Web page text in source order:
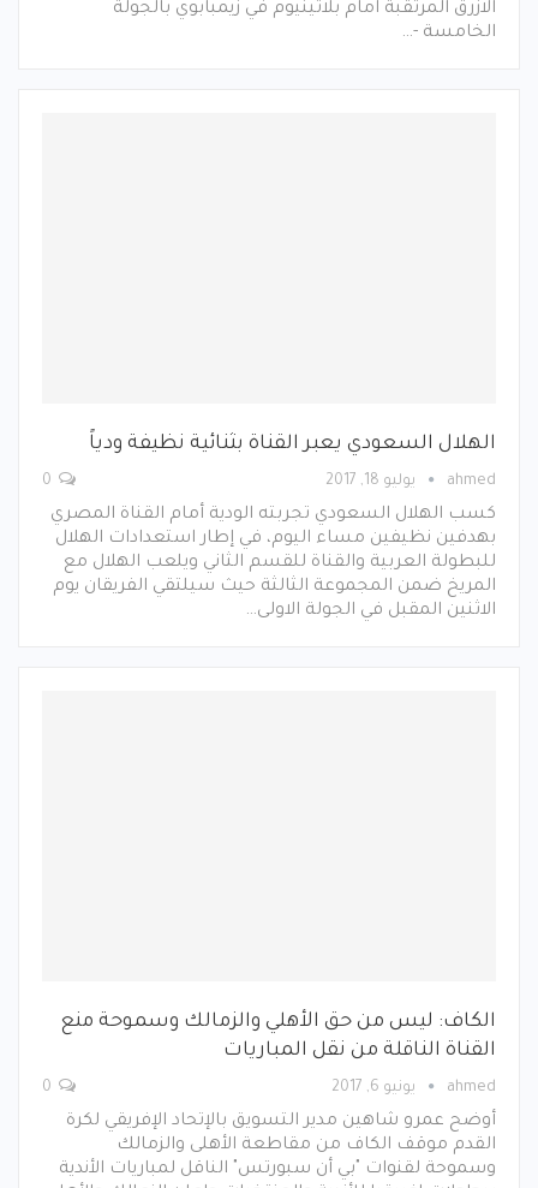
الازرق المرتقبة امام بلاتينيوم في زيمبابوي بالجولة
الخامسة -…
الهلال السعودي يعبر القناة بثنائية نظيفة ودياً
ahmed يوليو 18, 2017
كسب الهلال السعودي تجربته الودية أمام القناة المصري
بهدفين نظيفين مساء اليوم، في إطار استعدادات الهلال
للبطولة العربية والقناة للقسم الثاني ويلعب الهلال مع
المريخ ضمن المجموعة الثالثة حيث سيلتقي الفريقان يوم
الاثنين المقبل في الجولة الاولى…
الكاف: ليس من حق الأهلي والزمالك وسموحة منع
القناة الناقلة من نقل المباريات
ahmed يونيو 6, 2017
أوضح عمرو شاهين مدير التسويق بالإتحاد الإفريقي لكرة
القدم موقف الكاف من مقاطعة الأهلى والزمالك
وسموحة لقنوات "بي أن سبورتس" الناقل لمباريات الأندية